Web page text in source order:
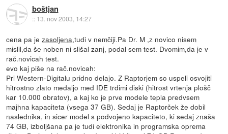
boštjan
:: 13. nov 2003, 14:27
cena pa jezasoljena,tudi v nemčiji.Pa Dr. M ,z novico nisem
mislil,da še noben ni slišal zanj, podal sem test. Dvomim,da je v
rač.novicah test.
evo kaj piše na rač.novicah:
Pri Western-Digitalu pridno delajo. Z Raptorjem so uspeli osvojiti
hitrostno zlato medaljo med IDE trdimi diski (hitrost vrtenja plošč
kar 10.000 obratov), a kaj ko je prve modele tepla predvsem
majhna kapaciteta (vsega 37 GB). Sedaj je Raptorček že dobil
naslednika, in sicer model s podvojeno kapaciteto, ki sedaj znaša
74 GB, izboljšana pa je tudi elektronika in programska oprema